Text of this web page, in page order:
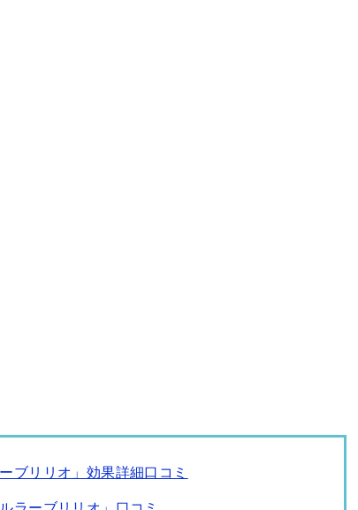
ブリリオ」効果詳細口コミ